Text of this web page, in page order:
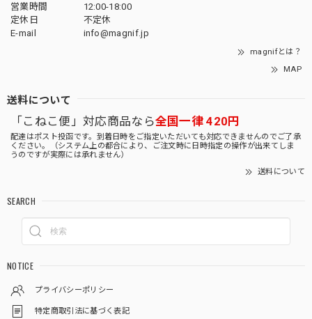
営業時間
12:00-18:00
定休日
不定休
E-mail
info@magnif.jp
magnifとは？
MAP
送料について
「こねこ便」対応商品なら全国一律 420円
配達はポスト投函です。到着日時をご指定いただいても対応できませんのでご了承
ください。（システム上の都合により、ご注文時に日時指定の操作が出来てしま
うのですが実際には承れません）
送料について
SEARCH
NOTICE
プライバシーポリシー
特定商取引法に基づく表記